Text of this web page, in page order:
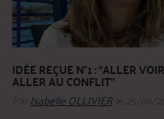
IDÉE REÇUE N°1 : “ALLER
ALLER AU CONFLIT”
Isabelle OLLIVIERle 25/06/